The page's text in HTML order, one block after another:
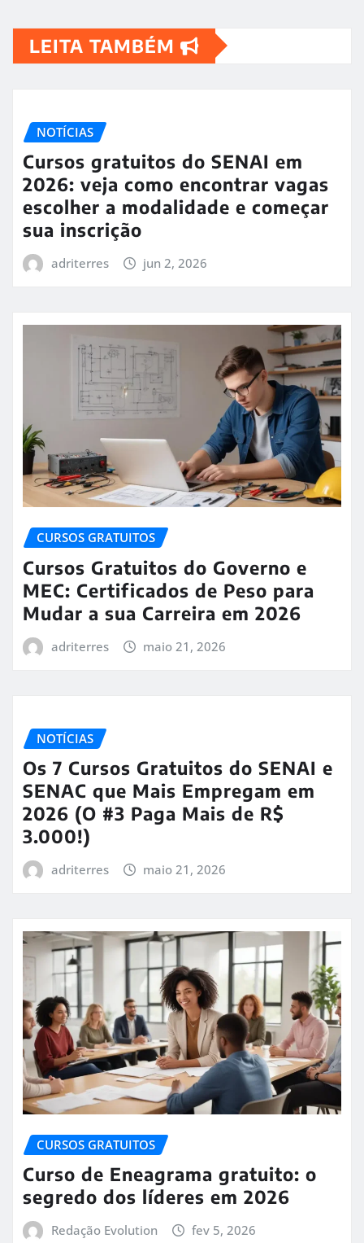
LEITA TAMBÉM
NOTÍCIAS
Cursos gratuitos do SENAI em
2026: veja como encontrar vagas
escolher a modalidade e começar
sua inscrição
adriterres jun 2, 2026
CURSOS GRATUITOS
Cursos Gratuitos do Governo e
MEC: Certificados de Peso para
Mudar a sua Carreira em 2026
adriterres maio 21, 2026
NOTÍCIAS
Os 7 Cursos Gratuitos do SENAI e
SENAC que Mais Empregam em
2026 (O #3 Paga Mais de R$
3.000!)
adriterres maio 21, 2026
CURSOS GRATUITOS
Curso de Eneagrama gratuito: o
segredo dos líderes em 2026
Redação Evolution fev 5, 2026